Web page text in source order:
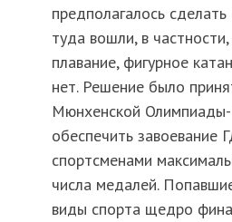
предполагалось
туда вошли, в частности,
плавание, фигурное
нет. Решение было
Мюнхенской
обеспечить завоевание
спортсменами
числа медалей.
виды спорта щедро